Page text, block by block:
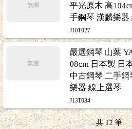
無圖
平光原木 高
手鋼琴 漢麟樂器
J10T027
無圖
嚴選鋼琴 山葉
08cm 日本製 日
中古鋼琴 二手
樂器 線上選琴
J13T034
共12筆